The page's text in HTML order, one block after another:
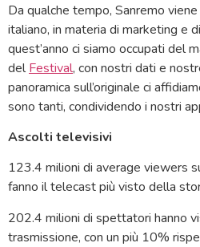
Da qualche tempo, Sanremo
italiano, in materia di marketing e
quest’anno ci siamo occupati del
delFestival, con nostri dati e
panoramica sull’originale ci
sono tanti, condividendo i nostri
Ascolti televisivi
123.4 milioni di average viewers
fanno il telecast più visto della
202.4 milioni di spettatori hanno
trasmissione, con un più 10%